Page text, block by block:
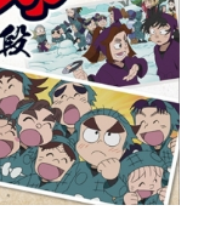
が彩るラブコメデ
き」と言えない今
い。ゴージャスで
“やつら”の青春が
名うる星やつら放
ケジュール2022